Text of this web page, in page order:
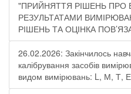
"ПРИЙНЯТТЯ РІШЕНЬ ПРО
РЕЗУЛЬТАТАМИ
РІШЕНЬ ТА ОЦІНКА
26.02.2026: Закінчилось
калібрування засобів
видом вимірювань: L, М, Т,